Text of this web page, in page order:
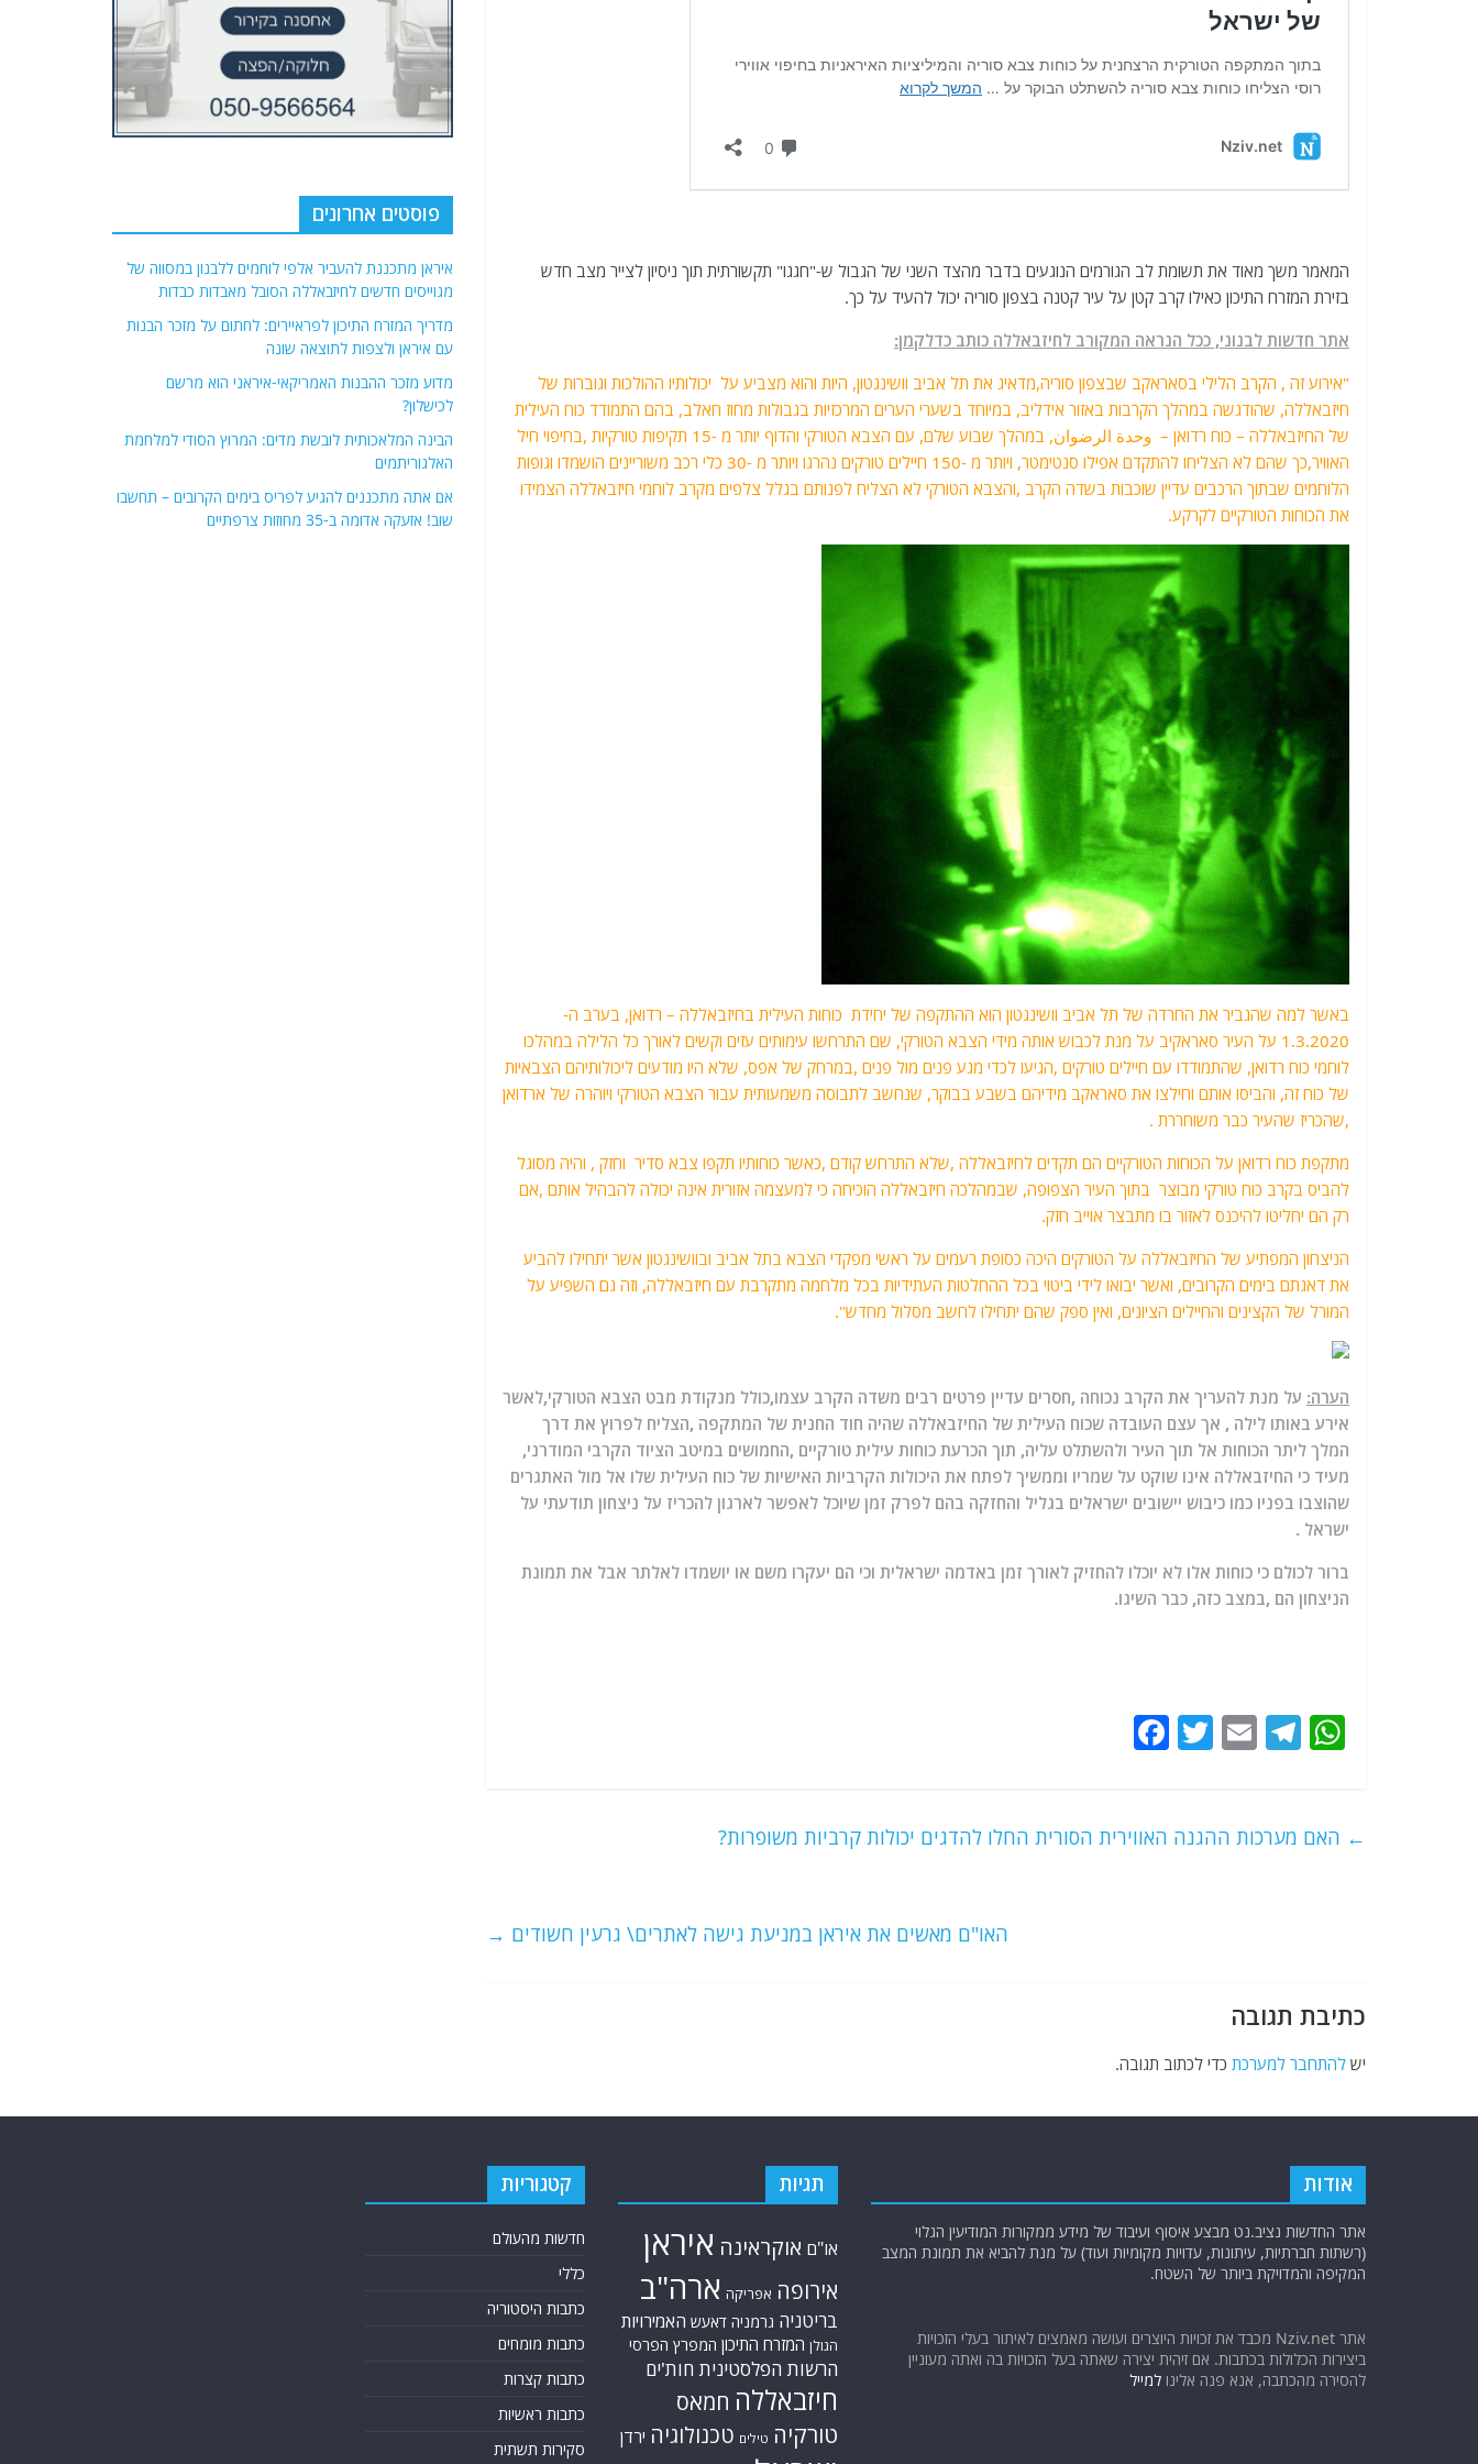
המאמר משך מאוד את תשומת לב הגורמים הנוגעים בדבר מהצד השני של הגבול ש-"חגגו" תקשורתית תוך ניסיון לצייר מצב חדש
בזירת המזרח התיכון כאילו קרב קטן על עיר קטנה בצפון סוריה יכול להעיד על כך.
אתר חדשות לבנוני, ככל הנראה המקורב לחיזבאללה כותב כדלקמן:
"אירוע זה , הקרב הלילי בסאראקב שבצפון סוריה,מדאיג את תל אביב וושינגטון, היות והוא מצביע על יכולותיו ההולכות וגוברות של
חיזבאללה, שהודגשה במהלך הקרבות באזור אידליב, במיוחד בשערי הערים המרכזיות בגבולות מחוז חאלב, בהם התמודד כוח העילית
של החיזבאללה – כוח רדואן – وحدة الرضوان, במהלך שבוע שלם, עם הצבא הטורקי והדוף יותר מ -15 תקיפות טורקיות ,בחיפוי חיל
האוויר,כך שהם לא הצליחו להתקדם אפילו סנטימטר, ויותר מ -150 חיילים טורקים נהרגו ויותר מ -30 כלי רכב משוריינים הושמדו וגופות
הלוחמים שבתוך הרכבים עדיין שוכבות בשדה הקרב ,והצבא הטורקי לא הצליח לפנותם בגלל צלפים מקרב לוחמי חיזבאללה הצמידו
את הכוחות הטורקיים לקרקע.
באשר למה שהגביר את החרדה של תל אביב וושינגטון הוא ההתקפה של יחידת כוחות העילית בחיזבאללה – רדואן, בערב ה-
1.3.2020 על העיר סאראקיב על מנת לכבוש אותה מידי הצבא הטורקי, שם התרחשו עימותים עזים וקשים לאורך כל הלילה במהלכו
לוחמי כוח רדואן, שהתמודדו עם חיילים טורקים ,הגיעו לכדי מגע פנים מול פנים ,במרחק של אפס, שלא היו מודעים ליכולותיהם הצבאיות
של כוח זה, והביסו אותם וחילצו את סאראקב מידיהם בשבע בבוקר, שנחשב לתבוסה משמעותית עבור הצבא הטורקי ויוהרה של ארדואן
,שהכריז שהעיר כבר משוחררת .
מתקפת כוח רדואן על הכוחות הטורקיים הם תקדים לחיזבאללה ,שלא התרחש קודם ,כאשר כוחותיו תקפו צבא סדיר וחזק , והיה מסוגל
להביס בקרב כוח טורקי מבוצר בתוך העיר הצפופה, שבמהלכה חיזבאללה הוכיחה כי למעצמה אזורית אינה יכולה להבהיל אותם ,אם
רק הם יחליטו להיכנס לאזור בו מתבצר אוייב חזק.
הניצחון המפתיע של החיזבאללה על הטורקים היכה כסופת רעמים על ראשי מפקדי הצבא בתל אביב ובוושינגטון אשר יתחילו להביע
את דאגתם בימים הקרובים, ואשר יבואו לידי ביטוי בכל ההחלטות העתידיות בכל מלחמה מתקרבת עם חיזבאללה, וזה גם השפיע על
המורל של הקצינים והחיילים הציונים, ואין ספק שהם יתחילו לחשב מסלול מחדש".
הערה: על מנת להעריך את הקרב נכוחה ,חסרים עדיין פרטים רבים משדה הקרב עצמו,כולל מנקודת מבט הצבא הטורקי,לאשר
אירע באותו לילה , אך עצם העובדה שכוח העילית של החיזבאללה שהיה חוד החנית של המתקפה ,הצליח לפרוץ את דרך
המלך ליתר הכוחות אל תוך העיר ולהשתלט עליה, תוך הכרעת כוחות עילית טורקיים ,החמושים במיטב הציוד הקרבי המודרני,
מעיד כי החיזבאללה אינו שוקט על שמריו וממשיך לפתח את היכולות הקרביות האישיות של כוח העילית שלו אל מול האתגרים
שהוצבו בפניו כמו כיבוש יישובים ישראלים בגליל והחזקה בהם לפרק זמן שיוכל לאפשר לארגון להכריז על ניצחון תודעתי על
ישראל .
ברור לכולם כי כוחות אלו לא יוכלו להחזיק לאורך זמן באדמה ישראלית וכי הם יעקרו משם או יושמדו לאלתר אבל את תמונת
הניצחון הם ,במצב כזה, כבר השיגו.
W
s
T
g
E
l
T
er
e ← האם מערכות ההגנה האווירית הסורית החלו להדגים יכולות קרביות משופרות?
האו"ם מאשים את איראן במניעת גישה לאתרים\ גרעין חשודים →
כתיבת תגובה
יש להתחבר למערכת כדי לכתוב תגובה.
איראן מתכננת להעביר אלפי לוחמים ללבנון במסווה של
מגוייסים חדשים לחיזבאללה הסובל מאבדות כבדות
מדריך המזרח התיכון לפראיירים: לחתום על מזכר הבנות
עם איראן ולצפות לתוצאה שונה
מדוע מזכר ההבנות האמריקאי-איראני הוא מרשם
לכישלון?
הבינה המלאכותית לובשת מדים: המרוץ הסודי למלחמת
האלגוריתמים
אם אתה מתכננים להגיע לפריס בימים הקרובים – תחשבו
שוב! אזעקה אדומה ב-35 מחוזות צרפתיים
אודות
אתר החדשות נציב.נט מבצע איסוף ועיבוד של מידע ממקורות המודיעין הגלוי
(רשתות חברתיות, עיתונות, עדויות מקומיות ועוד) על מנת להביא את תמונת המצב
המקיפה והמדויקת ביותר של השטח.
אתר Nziv.net מכבד את זכויות היוצרים ועושה מאמצים לאיתור בעלי הזכויות
ביצירות הכלולות בכתבות. אם זיהית יצירה שאתה בעל הזכויות בה ואתה מעוניין
להסירה מהכתבה, אנא פנה אלינו למייל
תגיות
או"ם אוקראינה איראן
אירופה אפריקה ארה"ב
בריטניה גרמניה דאעש האמירויות
הגולן המזרח התיכון המפרץ הפרסי
הרשות הפלסטינית חות'ים
חיזבאללה חמאס
טורקיה טילים טכנולוגיה ירדן
קטגוריות
חדשות מהעולם
כללי
כתבות היסטוריה
כתבות מומחים
כתבות קצרות
כתבות ראשיות
סקירות תשתית